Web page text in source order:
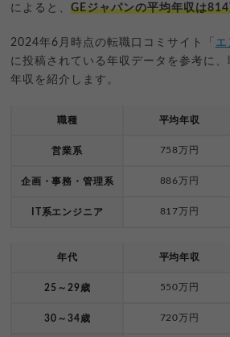
によると、GEジャパンの平均年収は
2024年6月時点の転職口コミサイト「 エ
に投稿されている年収データを参考に
年収を紹介します。
職種 平均年収
営業系 758万円
企画・事務・管理系 886万円
IT系エンジニア 817万円
年代 平均年収
25～29歳 550万円
30～34歳 720万円